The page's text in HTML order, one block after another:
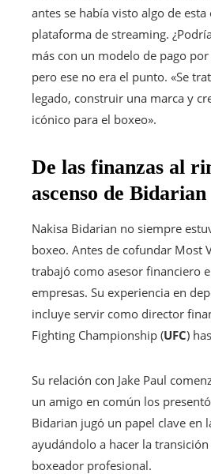
antes se había visto algo de esta
plataforma de streaming.
más con un modelo de pago por
pero ese no era el punto. «Se
legado, construir una marca y
icónico para el boxeo».
De las finanzas al
ascenso de Bidarian
Nakisa Bidarian no siempre
boxeo. Antes de cofundar Most
trabajó como asesor financiero
empresas. Su experiencia en
incluye servir como director
Fighting Championship (UFC)
Su relación con Jake Paul
un amigo en común los
Bidarian jugó un papel clave en
ayudándolo a hacer la transición
boxeador profesional.